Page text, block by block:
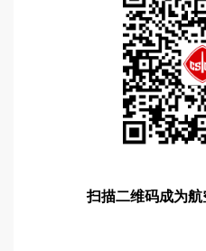
扫描二维码成为航